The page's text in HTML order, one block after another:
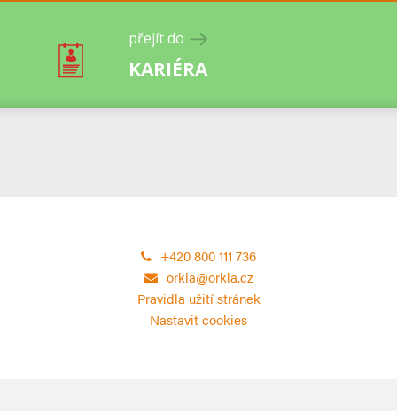
přejít do
KARIÉRA
+420 800 111 736
orkla@orkla.cz
Pravidla užití stránek
Nastavit cookies